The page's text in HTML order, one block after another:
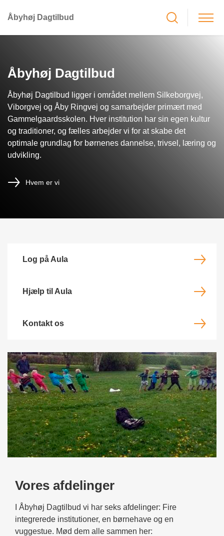
Åbyhøj Dagtilbud
Åbyhøj Dagtilbud
Åbyhøj Dagtilbud ligger i området mellem Silkeborgvej,
Viborgvej og Åby Ringvej og samarbejder primært med
Gammelgaardsskolen. Hver institution har sin egen kultur
og traditioner, og fælles arbejder vi for at skabe det
optimale grundlag for børnenes dannelse, trivsel, læring og
udvikling.
Hvem er vi
Log på Aula
Hjælp til Aula
Kontakt os
Vores afdelinger
I Åbyhøj Dagtilbud vi har seks afdelinger: Fire
integrerede institutioner, en børnehave og en
vuggestue. Mød dem alle sammen her: